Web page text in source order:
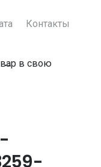
Контакты
… в свою